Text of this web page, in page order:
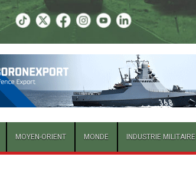
MOYEN-ORIENT MONDE INDUSTRIE MILITAIRE